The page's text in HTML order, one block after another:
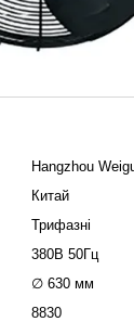
Hangzhou
Китай
Трифазні
380В 50Гц
∅ 630 мм
8830